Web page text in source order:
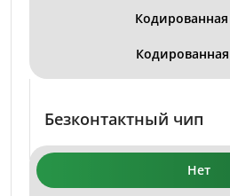
Кодированная
Безконтактный чип
Нет